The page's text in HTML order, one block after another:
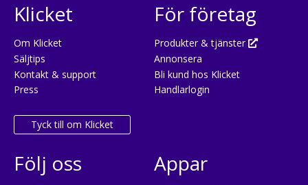
Klicket
Om Klicket
Säljtips
Kontakt & support
Press
Tyck till om Klicket
För företag
Produkter & tjänster
Annonsera
Bli kund hos Klicket
Handlarlogin
Följ oss Appar